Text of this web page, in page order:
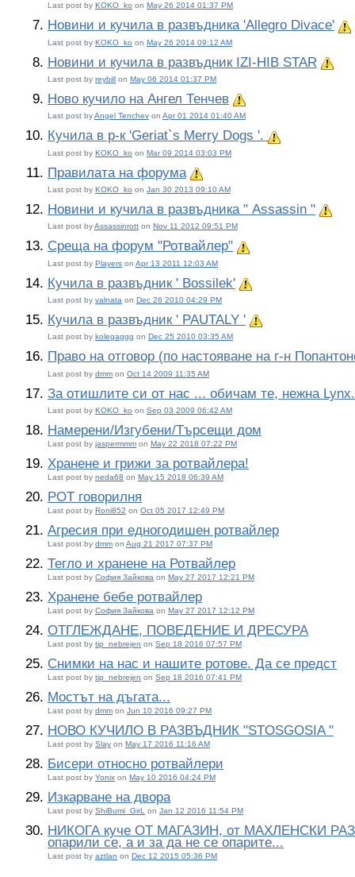
Last post by KOKO_ko on May 26 2014 01:37 PM
Новини и кучила в развъдника 'Allegro Divace'
Last post by KOKO_ko on May 26 2014 09:12 AM
Новини и кучила в развъдник IZI-HIB STAR
Last post by reybill on May 06 2014 01:37 PM
Ново кучило на Ангел Тенчев
Last post byAngel Tenchev on Apr 01 2014 01:40 AM
Кучила в р-к 'Geriat`s Merry Dogs '.
Last post by KOKO_ko on Mar 09 2014 03:03 PM
Правилата на форума
Last post by KOKO_ko on Jan 30 2013 09:10 AM
Новини и кучила в развъдника " Assassin "
Last post byAssassinrott on Nov 11 2012 09:51 PM
Среща на форум "Ротвайлер"
Last post by Players on Apr 13 2011 12:03 AM
Кучила в развъдник ' Bossilek'
Last post by valnata on Dec 26 2010 04:29 PM
Кучила в развъдник ' PAUTALY '
Last post by kolegaggg on Dec 25 2010 03:35 AM
Право на отговор (по настояване на г-н
Last post by dmm on Oct 14 2009 11:35 AM
За отишлите си от нас ... обичам те, нежна
Last post by KOKO_ko on Sep 03 2009 06:42 AM
Намерени/Изгубени/Търсещи дом
Last post by jaspermmm on May 22 2018 07:22 PM
Хранене и грижи за ротвайлера!
Last post by neda68 on May 15 2018 06:39 AM
РОТ говорилня
Last post by Roni852 on Oct 05 2017 12:49 PM
Агресия при едногодишен ротвайлер
Last post by dmm on Aug 21 2017 07:37 PM
Тегло и хранене на Ротвайлер
Last post by София Зайкова on May 27 2017 12:21 PM
Хранене бебе ротвайлер
Last post by София Зайкова on May 27 2017 12:12 PM
ОТГЛЕЖДАНЕ, ПОВЕДЕНИЕ И ДРЕСУРА
Last post by tip_nebrejen on Sep 18 2016 07:57 PM
Снимки на нас и нашите ротове. Да се предст
Last post by tip_nebrejen on Sep 18 2016 07:41 PM
Мостът на дъгата...
Last post by dmm on Jun 10 2016 09:27 PM
НОВО КУЧИЛО В РАЗВЪДНИК "STOSGOSIA "
Last post by Slay on May 17 2016 11:16 AM
Бисери относно ротвайлери
Last post by Yonix on May 10 2016 04:24 PM
Изкарване на двора
Last post by ShiBumi_GirL on Jan 12 2016 11:54 PM
НИКОГА куче ОТ МАГАЗИН, от МАХЛЕНСКИ
опарили се, а и за да не се опарите...
Last post by aztlan on Dec 12 2015 05:36 PM